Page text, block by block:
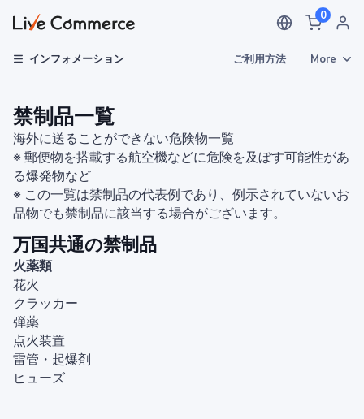
0
インフォメーション ご利用方法 More
禁制品一覧
海外に送ることができない危険物一覧
※ 郵便物を搭載する航空機などに危険を及ぼす可能性があ
る爆発物など
※ この一覧は禁制品の代表例であり、例示されていないお
品物でも禁制品に該当する場合がございます。
万国共通の禁制品
火薬類
花火
クラッカー
弾薬
点火装置
雷管・起爆剤
ヒューズ